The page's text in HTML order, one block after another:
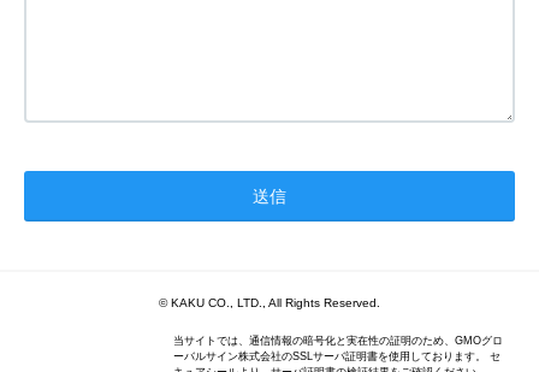
© KAKU CO., LTD., All Rights Reserved.
当サイトでは、通信情報の暗号化と実在性の証明のため、GMOグロ
ーバルサイン株式会社のSSLサーバ証明書を使用しております。 セ